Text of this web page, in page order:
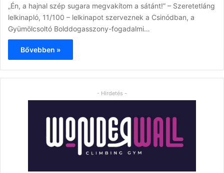
„Én, a hajnal szép sugara megvakítom a sátánt!” – Szeretetláng
lelkinapló, 11/100 – lelkinapot szerveznek a Csinódban, a
Gyümölcsoltó Bolddogasszony-fogadalmi…
Bővebben »
- Hirdetés -